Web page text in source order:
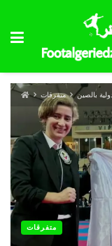
متفرقات بالصين
متفرقات